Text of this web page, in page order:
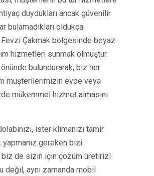
duydukları ancak güvenilir
bulamadıkları oldukça
Çakmak bölgesinde beyaz
hizmetleri sunmak olmuştur.
bulundurarak, biz her
müşterilerimizin evde veya
mükemmel hizmet almasını
ister klimanızı tamir
gereken bizi
biz de sizin için çözüm üretiriz!
değil, aynı zamanda mobil